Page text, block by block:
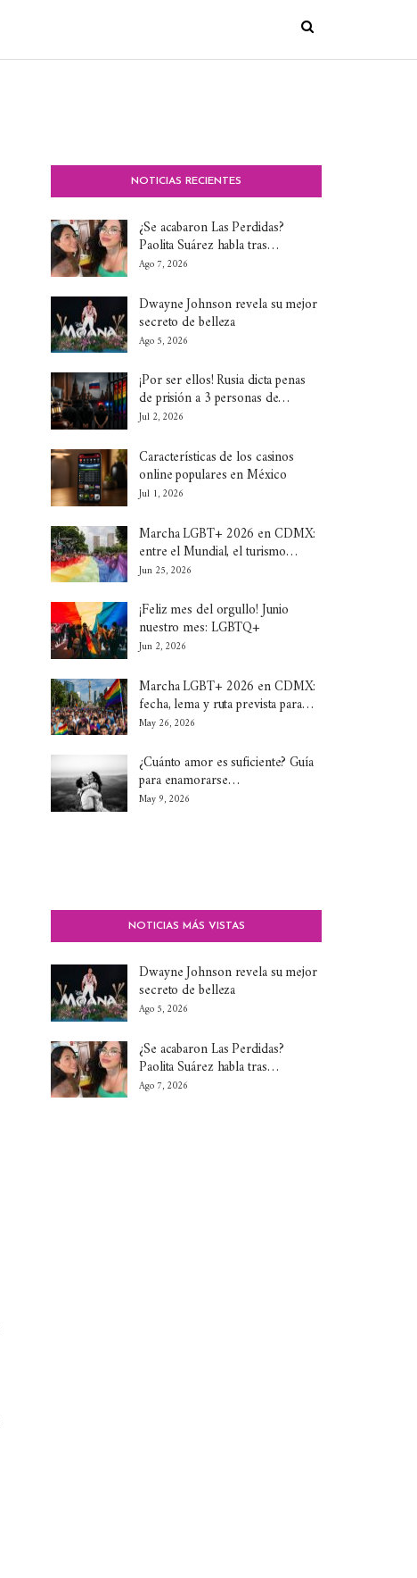
NOTICIAS RECIENTES
¿Se acabaron Las Perdidas?
Paolita Suárez habla tras…
Ago 7, 2026
Dwayne Johnson revela su mejor
secreto de belleza
Ago 5, 2026
¡Por ser ellos! Rusia dicta penas
de prisión a 3 personas de…
Jul 2, 2026
Características de los casinos
online populares en México
Jul 1, 2026
Marcha LGBT+ 2026 en CDMX:
entre el Mundial, el turismo…
Jun 25, 2026
¡Feliz mes del orgullo! Junio
nuestro mes: LGBTQ+
Jun 2, 2026
Marcha LGBT+ 2026 en CDMX:
fecha, lema y ruta prevista para…
May 26, 2026
¿Cuánto amor es suficiente? Guía
para enamorarse…
May 9, 2026
NOTICIAS MÁS VISTAS
Dwayne Johnson revela su mejor
secreto de belleza
Ago 5, 2026
¿Se acabaron Las Perdidas?
Paolita Suárez habla tras…
Ago 7, 2026